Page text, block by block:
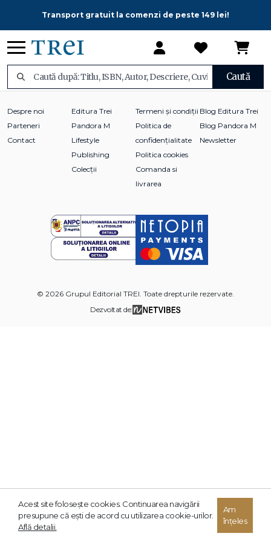
Transport gratuit la comenzi de peste 149 lei!
Caută
Despre noi
Parteneri
Contact
Editura Trei
Pandora M
Lifestyle
Publishing
Colecții
Termeni și condiții
Politica de
confidențialitate
Politica cookies
Comanda si
livrarea
Blog Editura Trei
Blog Pandora M
Newsletter
© 2026 Grupul Editorial TREI. Toate drepturile rezervate.
Dezvoltat de:
Acest site foloseşte cookies. Continuarea navigării
presupune că eşti de acord cu utilizarea cookie-urilor.
Află detalii.
Am
înțeles